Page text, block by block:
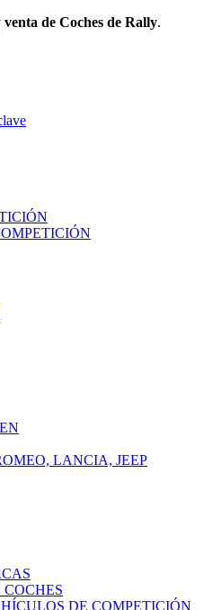
venta de Coches de Rally.
LANCIA, JEEP
DE COMPETICIÓN